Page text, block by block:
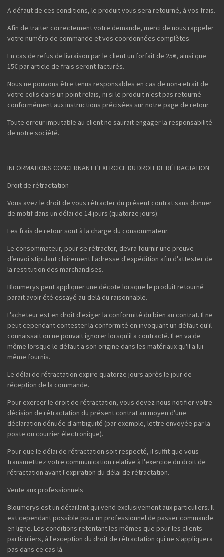
A défaut de ces conditions, le produit vous sera retourné, à vos frais.
Afin de traiter correctement votre demande, merci de nous rappeler
votre numéro de commande et vos coordonnées complètes.
En cas de refus de livraison par le client un forfait de 25€, ainsi que
15€ par article de frais seront facturés.
Nous ne pouvons être tenus responsables en cas de non-retrait de
votre colis dans un point relais, ni si le produit n'est pas retourné
conformément aux instructions précisées sur notre page de retour.
Toute erreur imputable au client ne saurait engager la responsabilité
de notre société.
INFORMATIONS CONCERNANT L'EXERCICE DU DROIT DE RÉTRACTATION
Droit de rétractation
Vous avez le droit de vous rétracter du présent contrat sans donner
de motif dans un délai de 14 jours (quatorze jours).
Les frais de retour sont à la charge du consommateur.
Le consommateur, pour se rétracter, devra fournir une preuve
d’envoi stipulant clairement l'adresse d'expédition afin d'attester de
la restitution des marchandises.
Bloumerys peut appliquer une décote lorsque le produit retourné
parait avoir été essayé au-delà du raisonnable.
L'acheteur est en droit d'exiger la conformité du bien au contrat. Il ne
peut cependant contester la conformité en invoquant un défaut qu'il
connaissait ou ne pouvait ignorer lorsqu'il a contracté. Il en va de
même lorsque le défaut a son origine dans les matériaux qu'il a lui-
même fournis.
Le délai de rétractation expire quatorze jours après le jour de
réception de la commande.
Pour exercer le droit de rétractation, vous devez nous notifier votre
décision de rétractation du présent contrat au moyen d'une
déclaration dénuée d'ambiguïté (par exemple, lettre envoyée par la
poste ou courrier électronique).
Pour que le délai de rétractation soit respecté, il suffit que vous
transmettiez votre communication relative à l'exercice du droit de
rétractation avant l'expiration du délai de rétractation.
Vente aux professionnels
Bloumerys est un détaillant qui vend exclusivement aux particuliers. Il
est cependant possible pour un professionnel de passer commande
en ligne. Les conditions retentant les mêmes que pour les clients
particuliers, à l'exception du droit de rétractation qui ne s'appliquera
pas dans ce cas-là.